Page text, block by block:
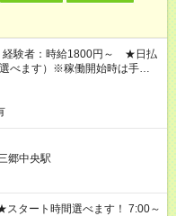
験者：時給1800円～ ★日払
べます）※稼働開始時は手続き
郷中央駅